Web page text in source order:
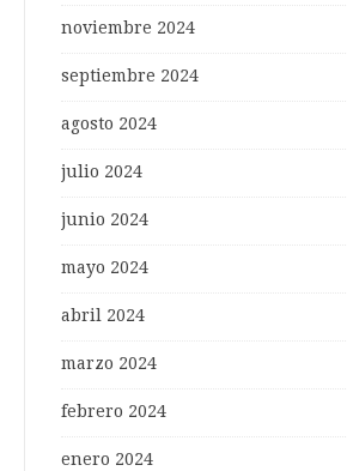
noviembre 2024
septiembre 2024
agosto 2024
julio 2024
junio 2024
mayo 2024
abril 2024
marzo 2024
febrero 2024
enero 2024